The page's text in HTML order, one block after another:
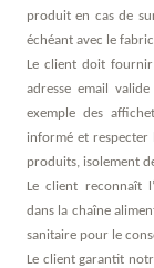
produit en cas de
échéant avec le
Le client doit
adresse email
exemple des
informé et respecter
produits, isolement
Le client reconnaît
dans la chaîne
sanitaire pour le
Le client garantit